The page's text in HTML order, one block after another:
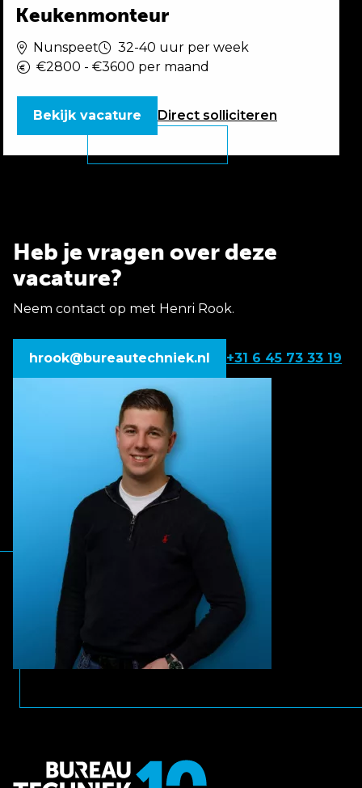
Keukenmonteur
Nunspeet
32-40 uur per week
€2800 - €3600 per maand
Direct solliciteren
Bekijk vacature
Heb je vragen over deze
vacature?
Neem contact op met Henri Rook.
hrook@bureautechniek.nl +31 6 45 73 33 19